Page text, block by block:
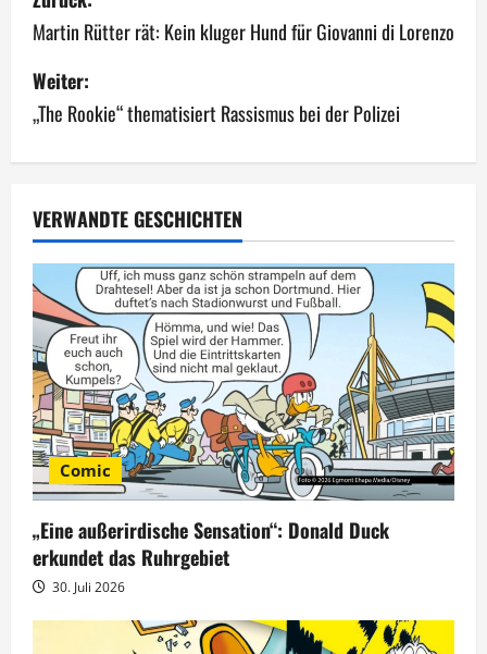
e
i
t
r
a
g
s
n
a
v
i
g
a
t
Martin Rütter rät: Kein kluger Hund für Giovanni di Lorenzo
Weiter:
„The Rookie“ thematisiert Rassismus bei der Polizei
VERWANDTE GESCHICHTEN
Comic
„Eine außerirdische Sensation“: Donald Duck
erkundet das Ruhrgebiet
30. Juli 2026